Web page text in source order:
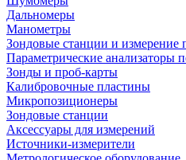
Дальномеры
Манометры
Зондовые станции и измерение
Параметрические анализаторы
Зонды и проб-карты
Калибровочные пластины
Микропозиционеры
Зондовые станции
Аксессуары для измерений
Источники-измерители